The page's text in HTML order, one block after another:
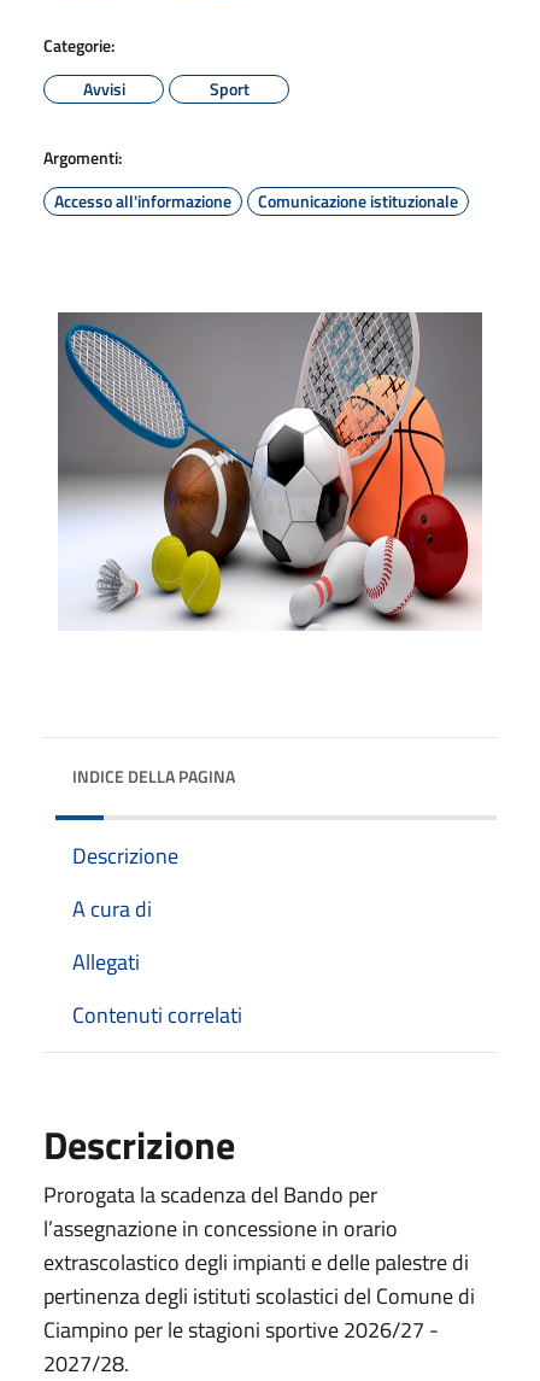
Categorie:
Avvisi
Sport
Argomenti:
Accesso all'informazione
Comunicazione istituzionale
INDICE DELLA PAGINA
Descrizione
A cura di
Allegati
Contenuti correlati
Descrizione
Prorogata la scadenza del Bando per
l’assegnazione in concessione in orario
extrascolastico degli impianti e delle palestre di
pertinenza degli istituti scolastici del Comune di
Ciampino per le stagioni sportive 2026/27 -
2027/28.